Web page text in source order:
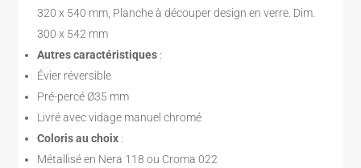
320 x 540 mm, Planche à découper design en verre. Dim.
300 x 542 mm
Autres caractéristiques :
Évier réversible
Pré-percé Ø35 mm
Livré avec vidage manuel chromé
Coloris au choix :
Métallisé en Nera 118 ou Croma 022